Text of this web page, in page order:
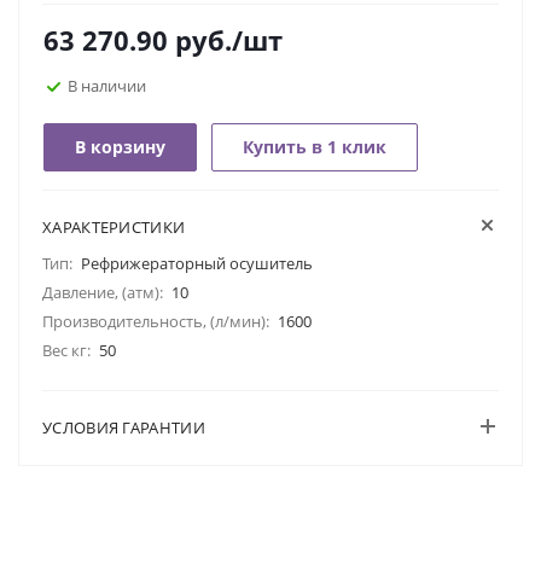
63 270.90 руб./шт
В наличии
В корзину Купить в 1 клик
ХАРАКТЕРИСТИКИ
Тип: Рефрижераторный осушитель
Давление, (атм): 10
Производительность, (л/мин): 1600
Вес кг: 50
УСЛОВИЯ ГАРАНТИИ